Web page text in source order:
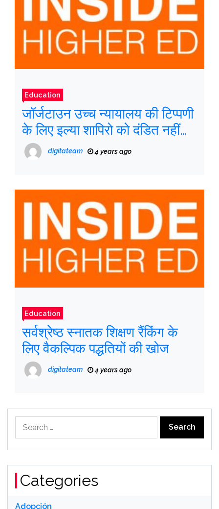
Education
जॉर्जटाउन उच्च न्यायालय की टिप्पणी
के लिए इल्या शापिरो को दंडित नहीं
करेगाdigitateam 4 years ago
Education
सर्वश्रेष्ठ स्नातक शिक्षण रैंकिंग के
लिए वैकल्पिक पद्धतियों की खोज
digitateam 4 years ago
for:
Categories
Adopción